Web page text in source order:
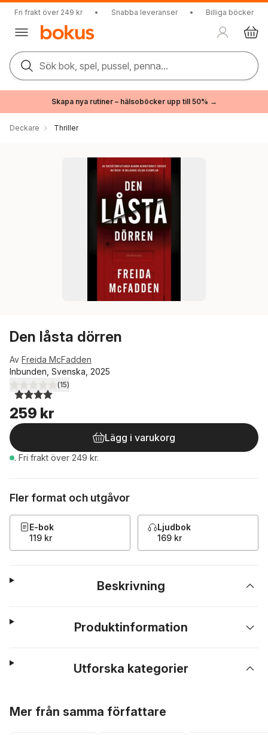
Fri frakt över 249 kr • Snabba leveranser • Billiga böcker
Sök bok, spel, pussel, penna...
Skapa nya rutiner – hälsoböcker upp till 50% →
Deckare Thriller
Den låsta dörren
Av Freida McFadden
Inbunden, Svenska, 2025
4,0utav 5 stjärnor. Totalt antal röster:
(15)
259 kr
Lägg i varukorg
. Fri frakt över 249 kr.
Fler format och utgåvor
E-bok
119 kr
Ljudbok
169 kr
Beskrivning
Produktinformation
Utforska kategorier
Mer från samma författare